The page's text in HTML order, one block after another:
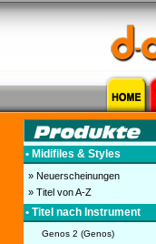
• Midifiles & Styles
» Neuerscheinungen
» Titel von A-Z
• Titel nach Instrument
Genos 2 (Genos)